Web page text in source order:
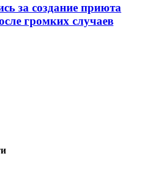
за создание приюта
громких случаев